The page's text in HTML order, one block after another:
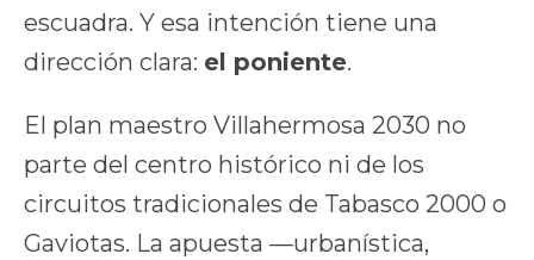
escuadra. Y esa intención tiene una
dirección clara: el poniente.
El plan maestro Villahermosa 2030 no
parte del centro histórico ni de los
circuitos tradicionales de Tabasco 2000 o
Gaviotas. La apuesta —urbanística,